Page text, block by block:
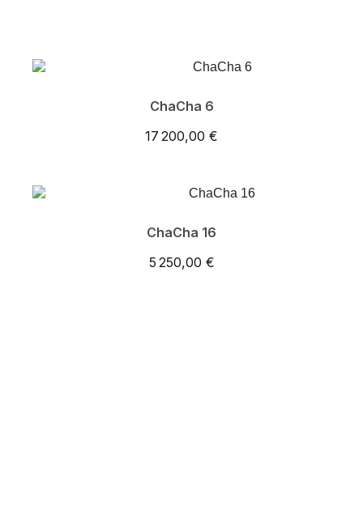
ChaCha 6
17 200,00 €
ChaCha 16
5 250,00 €